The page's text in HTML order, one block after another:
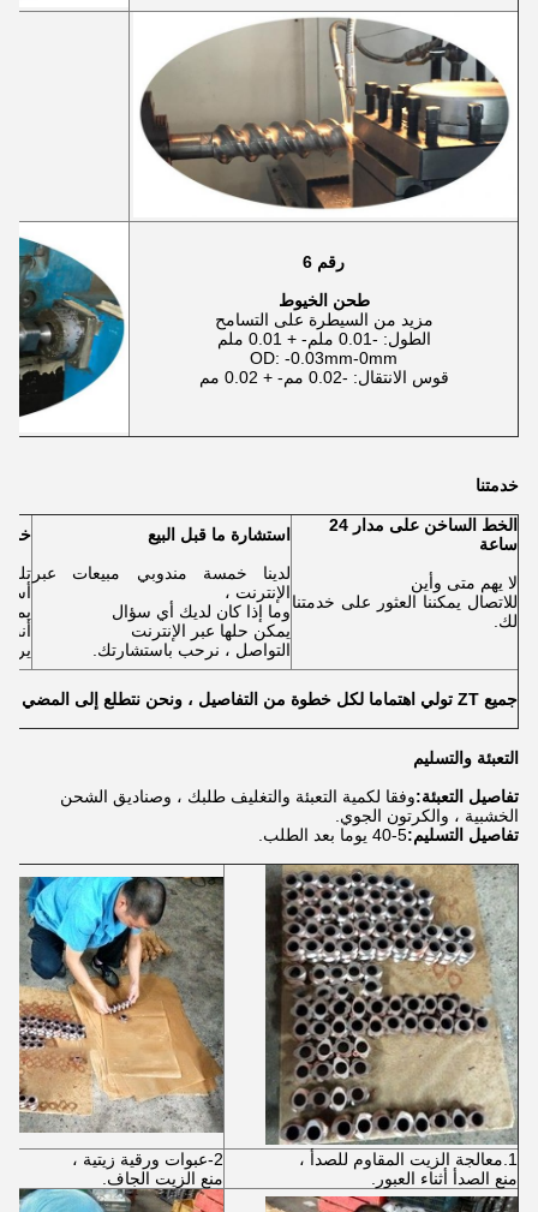
رقم 6
طحن الخيوط
مزيد من السيطرة على التسامح
الطول: -0.01 ملم- + 0.01 ملم
OD: -0.03mm-0mm
قوس الانتقال: -0.02 مم- + 0.02 مم
خدمتنا
الخط الساخن على مدار 24
ساعة
لا يهم متى وأين
للاتصال يمكننا العثور على خدمتنا
لك.
استشارة ما قبل البيع
لدينا خمسة مندوبي مبيعات عبر
الإنترنت ،
وما إذا كان لديك أي سؤال
يمكن حلها عبر الإنترنت
التواصل ، نرحب باستشارتك.
أنت
جميع ZT تولي اهتماما لكل خطوة من التفاصيل ، ونحن نتطلع إلى المضي قدما معكم!
التعبئة والتسليم
تفاصيل التعبئة:وفقا لكمية التعبئة والتغليف طلبك ، وصناديق الشحن
الخشبية ، والكرتون الجوي.
تفاصيل التسليم:5-40 يوما بعد الطلب.
1.معالجة الزيت المقاوم للصدأ ،
منع الصدأ أثناء العبور.
2-عبوات ورقية زيتية ،
منع الزيت الجاف.